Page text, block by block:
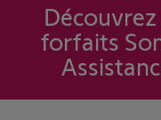
Découvrez
forfaits